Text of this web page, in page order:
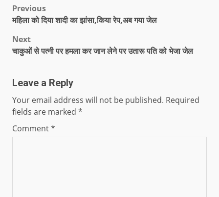
Previous
महिला को दिया शादी का झांसा,किया रेप,अब गया जेल
Next
चाकुओं से पत्नी पर हमला कर जान लेने पर उतारू पति को भेजा जेल
Leave a Reply
Your email address will not be published. Required
fields are marked *
Comment*